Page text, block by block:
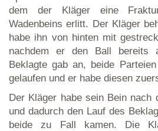
dem der Kläger eine
Wadenbeins erlitt. Der Kläger
habe ihn von hinten mit
nachdem er den Ball bereits
Beklagte gab an, beide
gelaufen und er habe diesen
Der Kläger habe sein Bein nach
und dadurch den Lauf des
beide zu Fall kamen. Die